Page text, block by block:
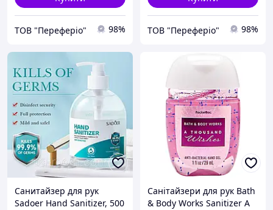
ТОВ "Переферіо" 98% ТОВ "Переферіо" 98%
Санитайзер для рук
Sadoer Hand Sanitizer, 500
Санітайзери для рук Bath
& Body Works Sanitizer A